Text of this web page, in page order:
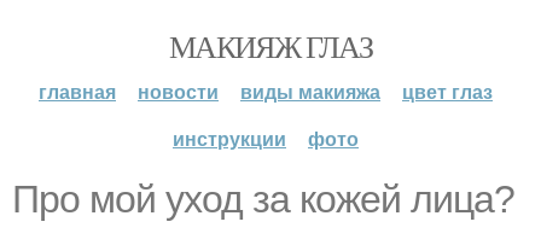
МАКИЯЖ ГЛАЗ
главная новости виды макияжа
цвет глаз
инструкции
фото
Про мой уход за кожей лица?